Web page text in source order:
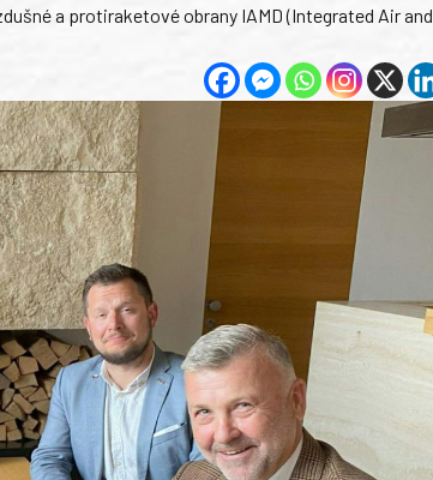
a protiraketové obrany IAMD (Integrated Air and